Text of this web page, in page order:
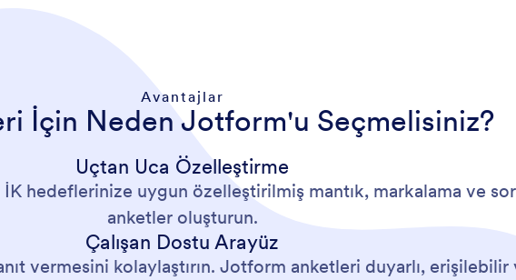
Avantajlar
İçin Neden Jotform'u Seçmelisiniz?
Uçtan Uca Özelleştirme
İK hedeflerinize uygun özelleştirilmiş mantık, markalama ve
anketler oluşturun.
Çalışan Dostu Arayüz
vermesini kolaylaştırın. Jotform anketleri duyarlı, erişilebilir